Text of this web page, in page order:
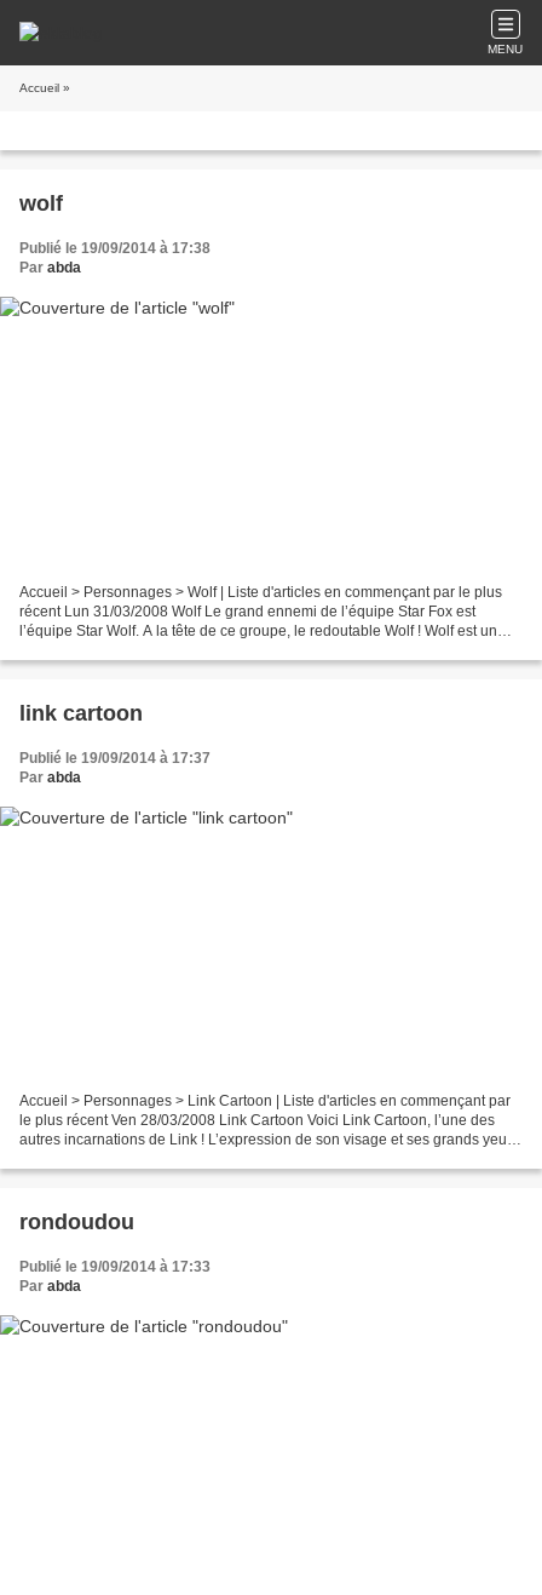
MENU
Accueil »
wolf
Publié le 19/09/2014 à 17:38
Par abda
Accueil > Personnages > Wolf | Liste d'articles en commençant par le plus
récent Lun 31/03/2008 Wolf Le grand ennemi de l’équipe Star Fox est
l’équipe Star Wolf. A la tête de ce groupe, le redoutable Wolf ! Wolf est un
link cartoon
Publié le 19/09/2014 à 17:37
Par abda
Accueil > Personnages > Link Cartoon | Liste d'articles en commençant par
le plus récent Ven 28/03/2008 Link Cartoon Voici Link Cartoon, l’une des
autres incarnations de Link ! L’expression de son visage et ses grands yeux
rondoudou
Publié le 19/09/2014 à 17:33
Par abda